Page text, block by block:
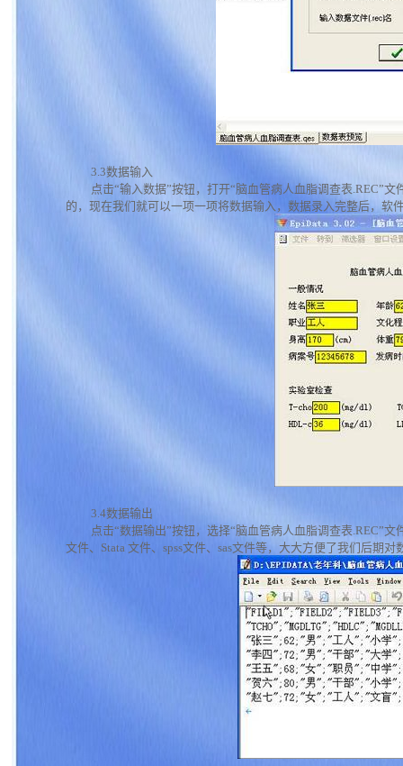
3.3数据输入
点击“输入数据”按钮，打开“脑血管病人血脂调查表.REC”
的，现在我们就可以一项一项将数据输入，数据录入完整后，
3.4数据输出
点击“数据输出”按钮，选择“脑血管病人血脂调查表.REC”
文件、Stata 文件、spss文件、sas文件等，大大方便了我们后期